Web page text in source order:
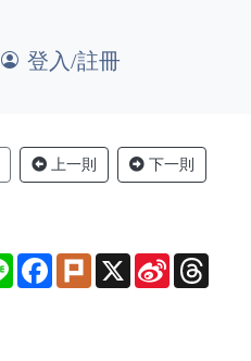
登入/註冊
上一則 下一則
Line Facebook
Plurk X
Sina
Weibo